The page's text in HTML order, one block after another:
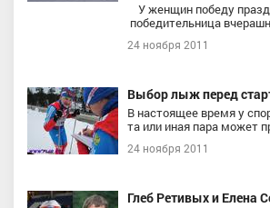
У женщин победу
победительница
24 ноября 2011
Выбор лыж перед
В настоящее время у
та или иная пара может
24 ноября 2011
Глеб Ретивых и Елена